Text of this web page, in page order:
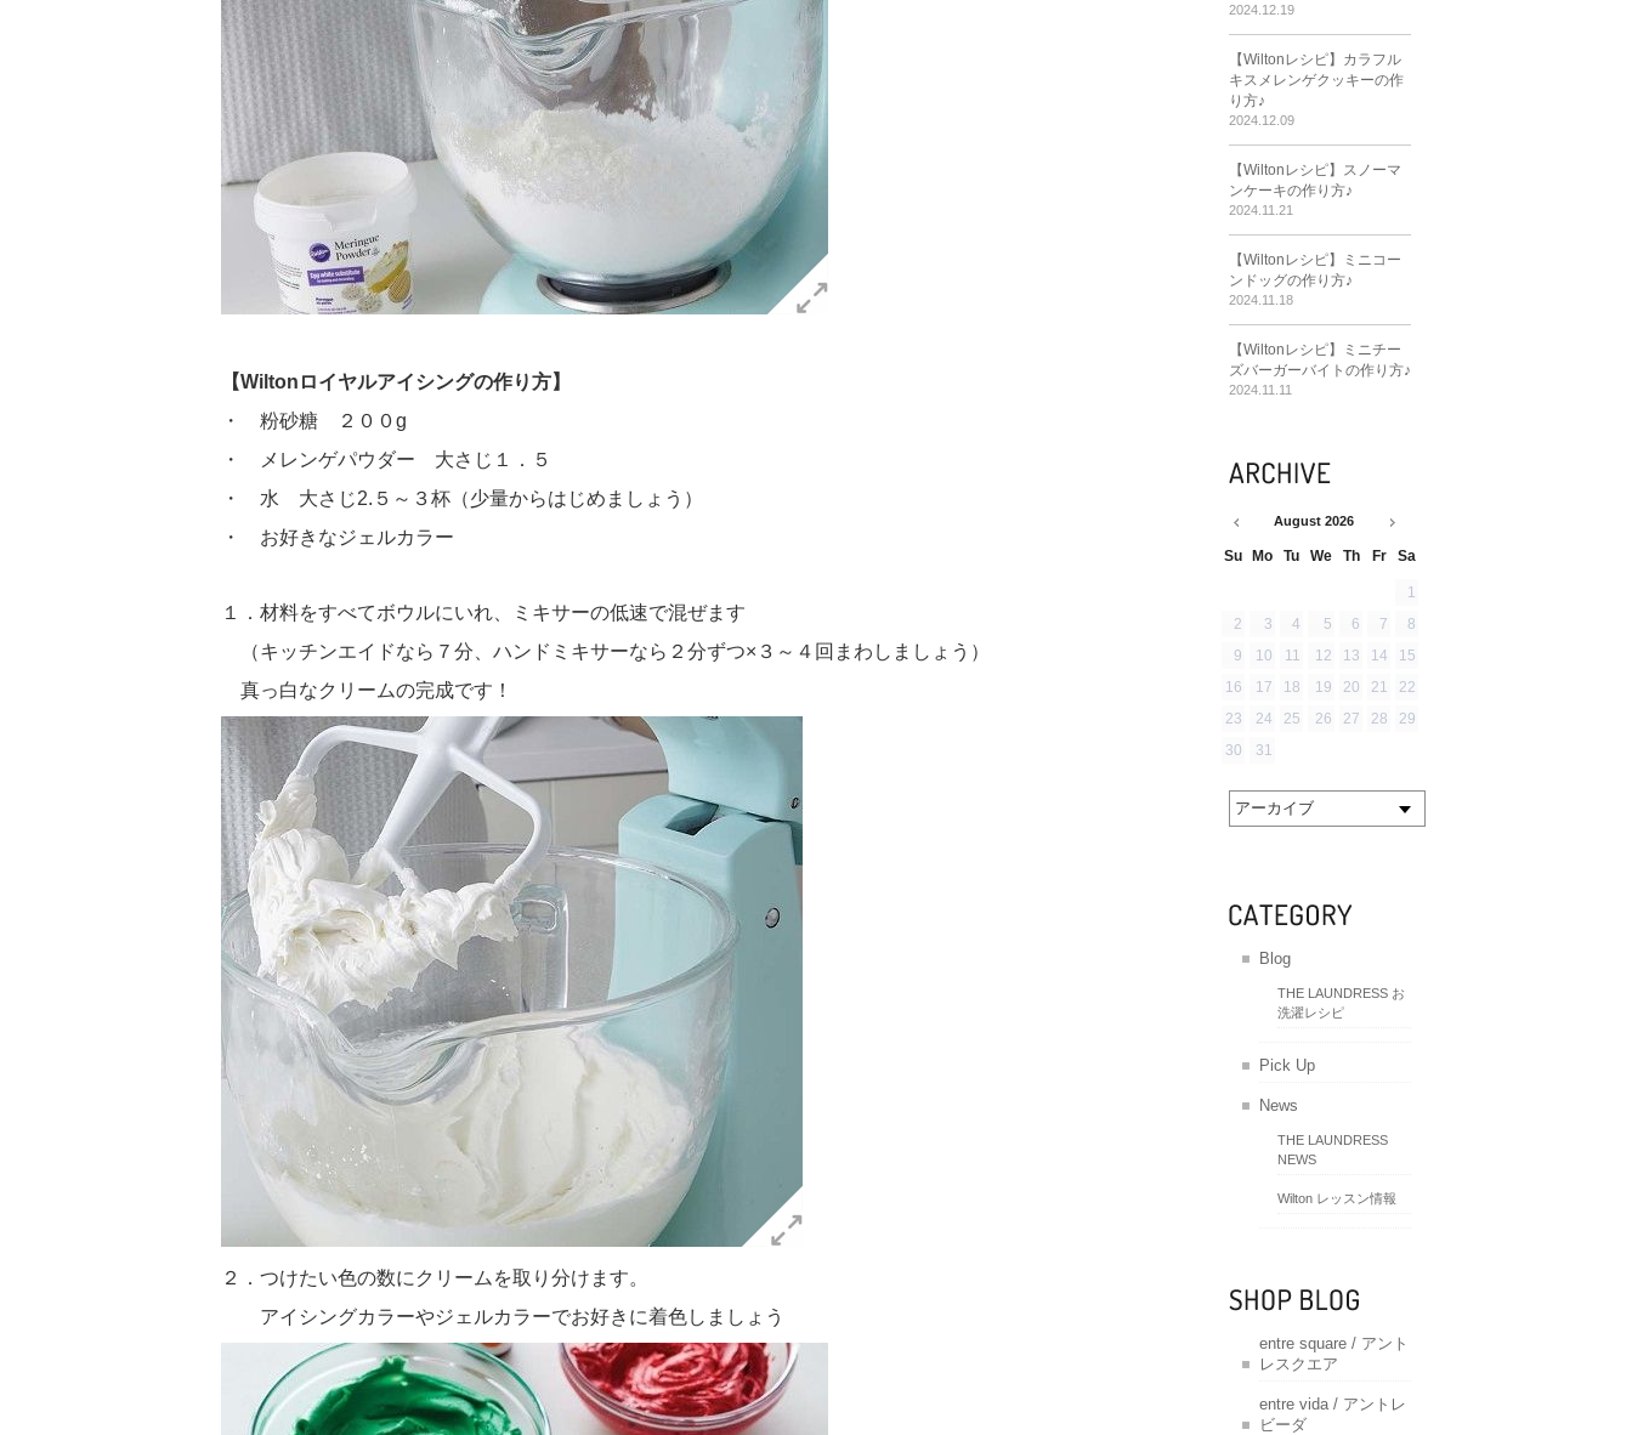
【Wiltonロイヤルアイシングの作り方】
・ 粉砂糖 ２００g
・
メレンゲパウダー 大さじ１．５
・ 水 大さじ2.５～３杯（少量からはじめましょう）
・ お好きなジェルカラー
１．材料をすべてボウルにいれ、ミキサーの低速で混ぜます
（キッチンエイドなら７分、ハンドミキサーなら２分ずつ×３～４回まわしましょう）
真っ白なクリームの完成です！
２．つけたい色の数にクリームを取り分けます。
アイシングカラーやジェルカラーでお好きに着色しましょう
2024.12.19
【Wiltonレシピ】カラフル
キスメレンゲクッキーの作
り方♪
2024.12.09
【Wiltonレシピ】スノーマ
ンケーキの作り方♪
2024.11.21
【Wiltonレシピ】ミニコー
ンドッグの作り方♪
2024.11.18
【Wiltonレシピ】ミニチー
ズバーガーバイトの作り方♪
2024.11.11
August 2026
Su Mo Tu We Th Fr Sa
1
2
3 4 5 6 7
8
9
10 11 12 13 14
15
16
17 18 19 20 21
22
23
24 25 26 27 28
29
30
31
アーカイブ
Blog
THE LAUNDRESS お
洗濯レシピ
Pick Up
News
THE LAUNDRESS
NEWS
Wilton レッスン情報
entre square / アント
レスクエア
entre vida / アントレ
ビーダ